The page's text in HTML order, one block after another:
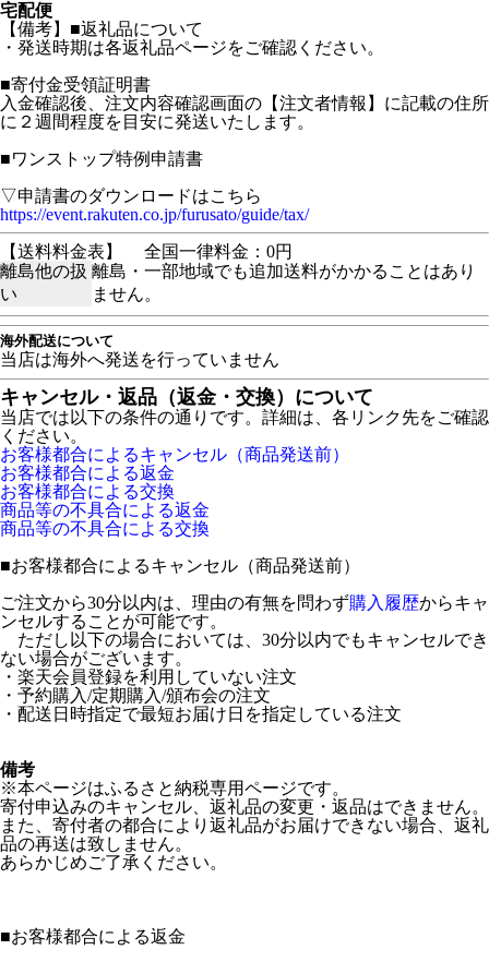
宅配便
【備考】■返礼品について
・発送時期は各返礼品ページをご確認ください。
■寄付金受領証明書
入金確認後、注文内容確認画面の【注文者情報】に記載の住所
に２週間程度を目安に発送いたします。
■ワンストップ特例申請書
▽申請書のダウンロードはこちら
https://event.rakuten.co.jp/furusato/guide/tax/
【送料料金表】
全国一律料金：0円
離島他の扱
い
離島・一部地域でも追加送料がかかることはあり
ません。
海外配送について
当店は海外へ発送を行っていません
キャンセル・返品（返金・交換）について
当店では以下の条件の通りです。詳細は、各リンク先をご確認
ください。
お客様都合によるキャンセル（商品発送前）
お客様都合による返金
お客様都合による交換
商品等の不具合による返金
商品等の不具合による交換
■お客様都合によるキャンセル（商品発送前）
ご注文から30分以内は、理由の有無を問わず購入履歴からキャ
ンセルすることが可能です。
ただし以下の場合においては、30分以内でもキャンセルでき
ない場合がございます。
・楽天会員登録を利用していない注文
・予約購入/定期購入/頒布会の注文
・配送日時指定で最短お届け日を指定している注文
備考
※本ページはふるさと納税専用ページです。
寄付申込みのキャンセル、返礼品の変更・返品はできません。
また、寄付者の都合により返礼品がお届けできない場合、返礼
品の再送は致しません。
あらかじめご了承ください。
■お客様都合による返金